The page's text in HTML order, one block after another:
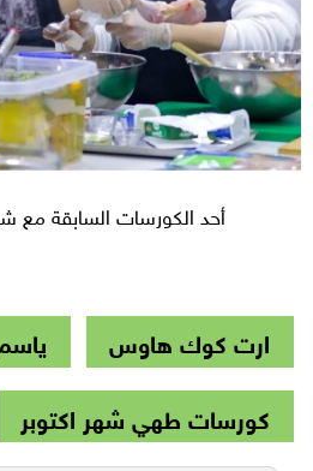
أحد الكورسات السابقة
ارت كوك هاوس
كورسات طهي شهر اكتوبر